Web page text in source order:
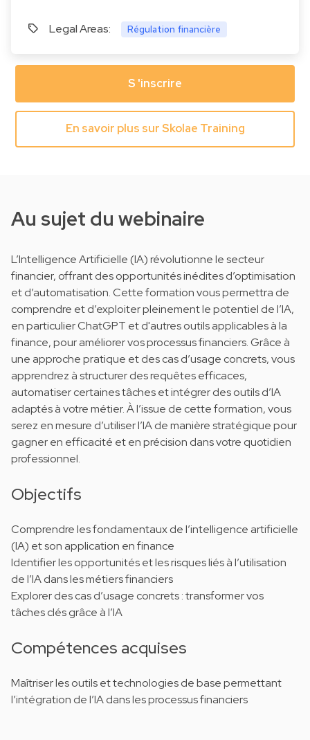
Legal Areas: Régulation financière
S 'inscrire
En savoir plus sur Skolae Training
Au sujet du webinaire
L’Intelligence Artificielle (IA) révolutionne le secteur
financier, offrant des opportunités inédites d’optimisation
et d’automatisation. Cette formation vous permettra de
comprendre et d’exploiter pleinement le potentiel de l’IA,
en particulier ChatGPT et d'autres outils applicables à la
finance, pour améliorer vos processus financiers. Grâce à
une approche pratique et des cas d’usage concrets, vous
apprendrez à structurer des requêtes efficaces,
automatiser certaines tâches et intégrer des outils d’IA
adaptés à votre métier. À l’issue de cette formation, vous
serez en mesure d’utiliser l’IA de manière stratégique pour
gagner en efficacité et en précision dans votre quotidien
professionnel.
Objectifs
Comprendre les fondamentaux de l’intelligence artificielle
(IA) et son application en finance
Identifier les opportunités et les risques liés à l’utilisation
de l’IA dans les métiers financiers
Explorer des cas d’usage concrets : transformer vos
tâches clés grâce à l’IA
Compétences acquises
Maîtriser les outils et technologies de base permettant
l’intégration de l’IA dans les processus financiers